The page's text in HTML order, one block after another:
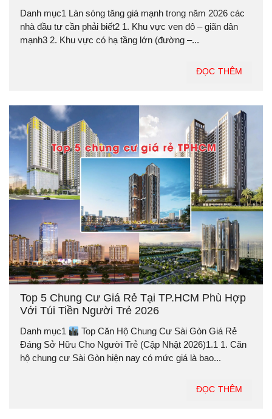
Danh mục1 Làn sóng tăng giá mạnh trong năm 2026 các
nhà đầu tư cần phải biết2 1. Khu vực ven đô – giãn dân
mạnh3 2. Khu vực có hạ tầng lớn (đường –...
ĐỌC THÊM
Top 5 Chung Cư Giá Rẻ Tại TP.HCM Phù Hợp
Với Túi Tiền Người Trẻ 2026
Danh mục1
Top Căn Hộ Chung Cư Sài Gòn Giá Rẻ
Đáng Sở Hữu Cho Người Trẻ (Cập Nhật 2026)1.1 1. Căn
hộ chung cư Sài Gòn hiện nay có mức giá là bao...
ĐỌC THÊM